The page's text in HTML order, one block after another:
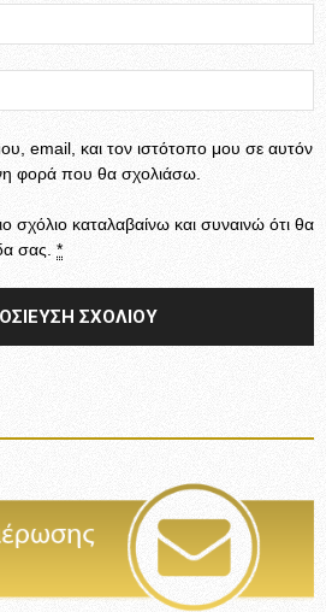
email, και τον ιστότοπο μου σε αυτόν
φορά που θα σχολιάσω.
σχόλιο καταλαβαίνω και συναινώ ότι θα
σας. *